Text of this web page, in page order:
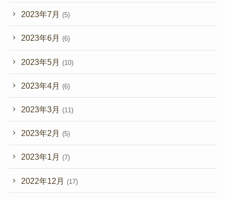
2023年7月 (5)
2023年6月 (6)
2023年5月 (10)
2023年4月 (6)
2023年3月 (11)
2023年2月 (5)
2023年1月 (7)
2022年12月 (17)